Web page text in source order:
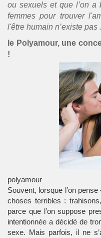
ou sexuels et que l’on a
femmes pour trouver
l'être humain n’existe pas
le Polyamour, une
!
polyamour
Souvent, lorsque l’on
choses terribles :
parce que l’on suppose
intentionnée a décidé de
sexe. Mais parfois, il ne